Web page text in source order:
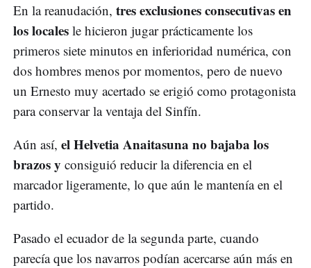
En la reanudación, tres exclusiones consecutivas en
los locales le hicieron jugar prácticamente los
primeros siete minutos en inferioridad numérica, con
dos hombres menos por momentos, pero de nuevo
un Ernesto muy acertado se erigió como protagonista
para conservar la ventaja del Sinfín.
Aún así, el Helvetia Anaitasuna no bajaba los
brazos y consiguió reducir la diferencia en el
marcador ligeramente, lo que aún le mantenía en el
partido.
Pasado el ecuador de la segunda parte, cuando
parecía que los navarros podían acercarse aún más en